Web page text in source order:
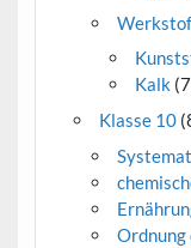
Kalk
Klasse 10
Ordnung